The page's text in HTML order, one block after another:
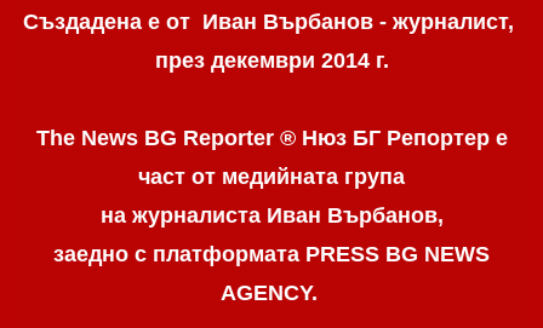
Създадена е от Иван Върбанов - журналист,
през декември 2014 г.
The News BG Reporter ® Нюз БГ Репортере
част от медийната група
на журналиста Иван Върбанов,
заедно с платформата PRESS BG NEWS
AGENCY.